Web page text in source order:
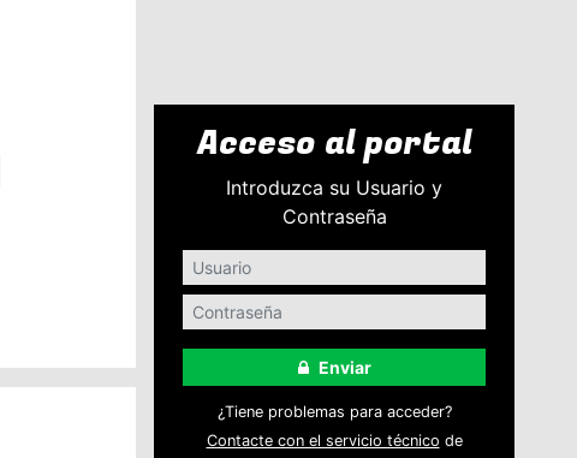
Acceso al portal
Introduzca su Usuario y
Contraseña
Enviar
¿Tiene problemas para acceder?
Contacte con el servicio técnico de